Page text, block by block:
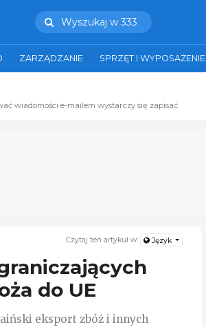
Wyszukaj w 333
ZARZĄDZANIE SPRZĘT I WYPOSAŻENIE
wiadomości e-mailem wystarczy się zapisać.
Czytaj ten artykuł w: Język
do UE
eksport zbóż i innych